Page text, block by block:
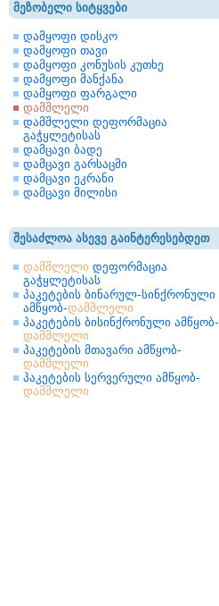
მეზობელი სიტყვები
დამყოფი დისკო
დამყოფი თავი
დამყოფი კონუსის კუთხე
დამყოფი მანქანა
დამყოფი ფარგალი
დამშლელი
დამშლელი დეფორმაცია
გაჭყლეტისას
დამცავი ბადე
დამცავი გარსაცმი
დამცავი ეკრანი
დამცავი მილისი
შესაძლოა ასევე გაინტერესებდეთ
დამშლელი დეფორმაცია
გაჭყლეტისას
პაკეტების ბინარულ-სინქრონული
ამწყობ-დამშლელი
პაკეტების ბისინქრონული ამწყობ-
დამშლელი
პაკეტების მთავარი ამწყობ-
დამშლელი
პაკეტების სერვერული ამწყობ-
დამშლელი